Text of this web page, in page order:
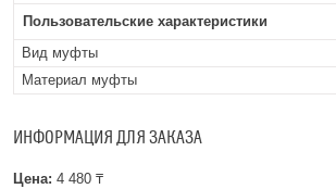
Пользовательские характеристики
Вид муфты
Материал муфты
ИНФОРМАЦИЯ ДЛЯ ЗАКАЗА
Цена: 4 480 ₸